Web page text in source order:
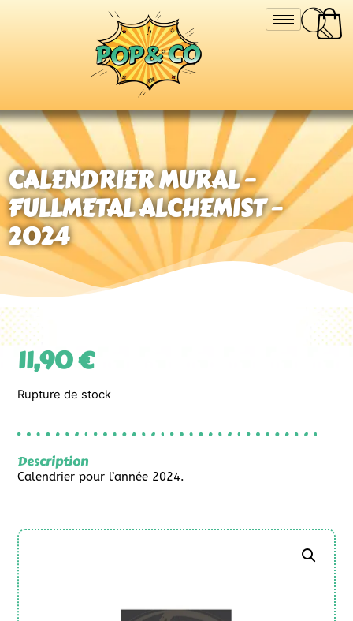
CALENDRIER MURAL –
FULLMETAL ALCHEMIST –
2024
11,90€
Rupture de stock
Description
Calendrier pour l’année 2024.